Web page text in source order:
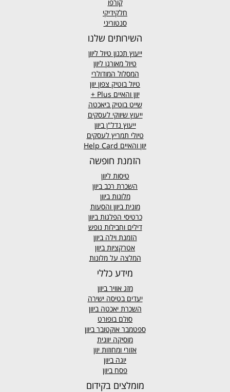
קורפו
חלקידיקי
סנטוריני
השירותים שלנו
ייעוץ תכנון טיול ליוון
טיול מאורגן ליוון
המסלול המודולרי
טיול בוטיק צפון יוון
יוון והאיים Plus +
שייט בוטיק ביאכטה
ייעוץ שיווקי לעסקים
ייעוץ נדל"ן ביוון
טיולי תמריץ לעסקים
יוון והאיים Help Card
הזמנת חופשה
טיסות ליוון
השכרת רכב ביוון
מלונות ביוון
מונית ביוון והסעות
כרטיסי הפלגות ביוון
דילים וחבילות נופש
הזמנת וילה ביוון
אטרקציות ביוון
המלצה על מלונות
מידע כללי
מזג אוויר ביוון
יעדים בטיסה ישירה
השכרת יאכטה ביוון
סולם בופורט
ספטמבר אוקטובר ביוון
מוסיקה יוונית
אזורי ומחוזות יוון
יוגה ביוון
פסח ביוון
מומלצים בקידום